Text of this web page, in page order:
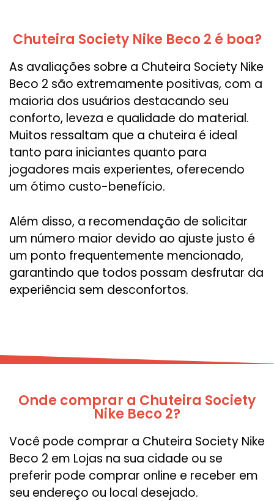
Chuteira Society Nike Beco 2 é boa?
As avaliações sobre a Chuteira Society Nike
Beco 2 são extremamente positivas, com a
maioria dos usuários destacando seu
conforto, leveza e qualidade do material.
Muitos ressaltam que a chuteira é ideal
tanto para iniciantes quanto para
jogadores mais experientes, oferecendo
um ótimo custo-benefício.
Além disso, a recomendação de solicitar
um número maior devido ao ajuste justo é
um ponto frequentemente mencionado,
garantindo que todos possam desfrutar da
experiência sem desconfortos.
Onde comprar a Chuteira Society
Nike Beco 2?
Você pode comprar a Chuteira Society Nike
Beco 2 em Lojas na sua cidade ou se
preferir pode comprar online e receber em
seu endereço ou local desejado.